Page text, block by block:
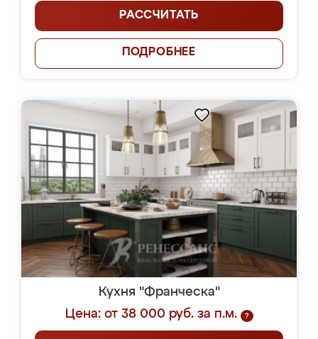
РАССЧИТАТЬ
ПОДРОБНЕЕ
Кухня "Франческа"
Цена: от 38 000 руб. за п.м.
?